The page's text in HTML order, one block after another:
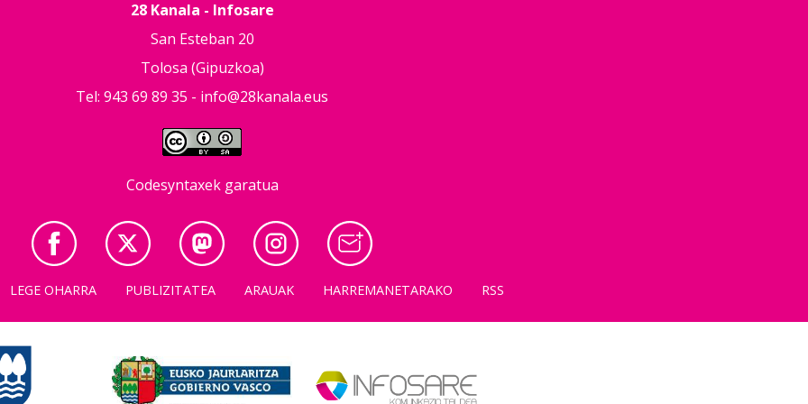
28 Kanala - Infosare
San Esteban 20
Tolosa (Gipuzkoa)
Tel: 943 69 89 35 - info@28kanala.eus
Codesyntaxek garatua
LEGE OHARRA PUBLIZITATEA ARAUAK HARREMANETARAKO RSS